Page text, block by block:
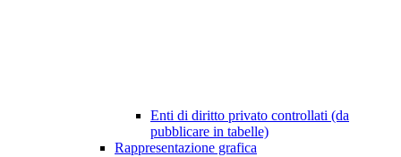
Enti di diritto privato controllati (da
pubblicare in tabelle)
Rappresentazione grafica